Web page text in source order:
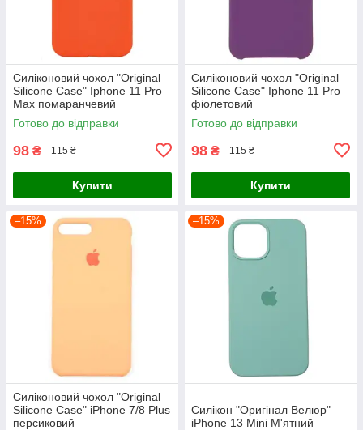
Силіконовий чохол "Original
Silicone Case" Iphone 11 Pro
Max помаранчевий
Готово до відправки
98 ₴ 115 ₴
Купити
Силіконовий чохол "Original
Silicone Case" Iphone 11 Pro
фіолетовий
Готово до відправки
98 ₴ 115 ₴
Купити
–15%
Силіконовий чохол "Original
Silicone Case" iPhone 7/8 Plus
персиковий
–15%
Силікон "Оригінал Велюр"
iPhone 13 Mini М'ятний